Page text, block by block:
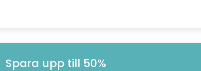
Spara upp till 50%